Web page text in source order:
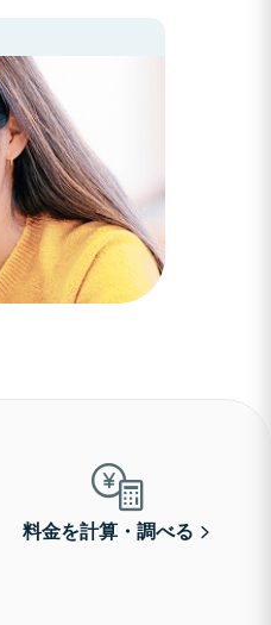
料金を計算・調べる